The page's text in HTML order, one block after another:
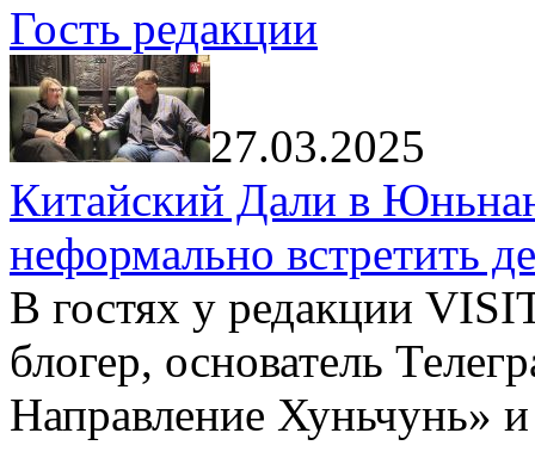
Гость редакции
27.03.2025
Китайский Дали в
неформально встретить
В гостях у редакции
блогер, основатель
Направление Хуньчунь»